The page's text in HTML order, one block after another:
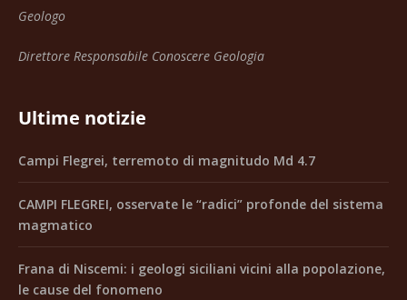
Geologo
Direttore Responsabile Conoscere Geologia
Ultime notizie
Campi Flegrei, terremoto di magnitudo Md 4.7
CAMPI FLEGREI, osservate le “radici” profonde del sistema
magmatico
Frana di Niscemi: i geologi siciliani vicini alla popolazione,
le cause del fonomeno